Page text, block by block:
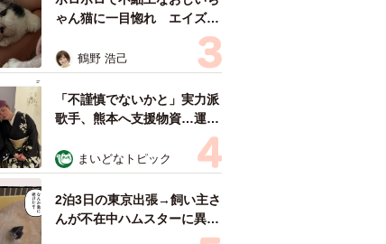
ゃん猫に一目惚れ エイズだ
し手がかかるけど…おうちで
暮らすと「おじ猫」だって可
愛くなったよ！
鶴野 浩己
「不謹慎でないかと」実力派
歌手、熊本へ支援物資…運搬
トラックの車体デザインにた
めらい 「痛いほど伝わる」
「行動され立派」
まいどなトピック
2泊3日の東京出張→飼い主さ
んが不在中ハムスターに異
変 眉間にできた深いしわ、